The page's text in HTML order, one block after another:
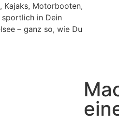
Kajaks, Motorbooten,
in Dein
– ganz so, wie Du